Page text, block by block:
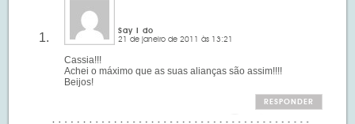
Say I do
21 de janeiro de 2011 às 13:21
Cassia!!!
Achei o máximo que as suas alianças são assim!!!!
Beijos!
RESPONDER